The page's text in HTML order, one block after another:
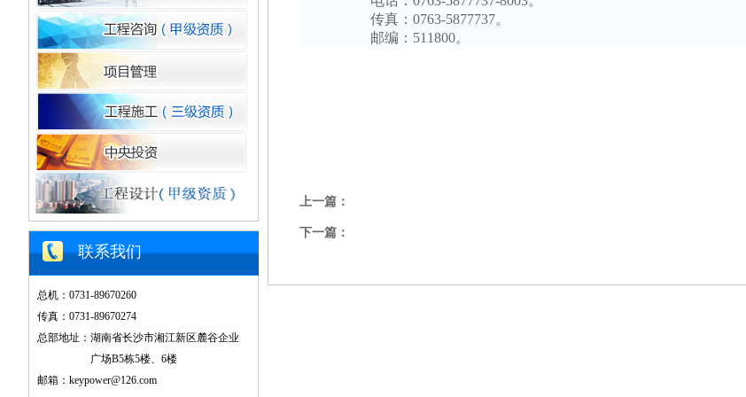
联系我们
总机：0731-89670260
传真：0731-89670274
总部地址：湖南省长沙市湘江新区麓谷企业
广场B5栋5楼、6楼
邮箱：keypower@126.com
传真： 0763-5877737。
邮编： 511800。
上一篇：
下一篇：